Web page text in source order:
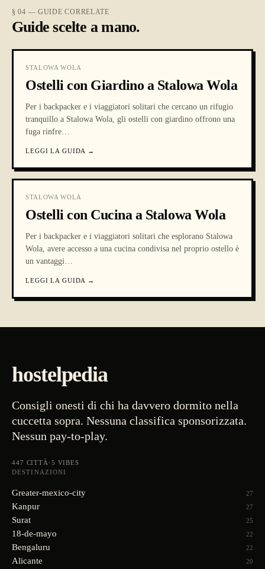
§ 04 — GUIDE CORRELATE
Guide scelte a mano.
STALOWA WOLA
Ostelli con Giardino a Stalowa Wola
Per i backpacker e i viaggiatori solitari che cercano un rifugio
tranquillo a Stalowa Wola, gli ostelli con giardino offrono una
fuga rinfre…
LEGGI LA GUIDA →
STALOWA WOLA
Ostelli con Cucina a Stalowa Wola
Per i backpacker e i viaggiatori solitari che esplorano Stalowa
Wola, avere accesso a una cucina condivisa nel proprio ostello è
un vantaggi…
LEGGI LA GUIDA →
hostelpedia
Consigli onesti di chi ha davvero dormito nella
cuccetta sopra. Nessuna classifica sponsorizzata.
Nessun pay-to-play.
447 CITTÀ ·5 VIBES
DESTINAZIONI
Greater-mexico-city 27
Kanpur 27
Surat 25
18-de-mayo 22
Bengaluru 22
Alicante 20